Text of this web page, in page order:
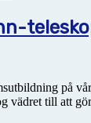
på
vädret till att